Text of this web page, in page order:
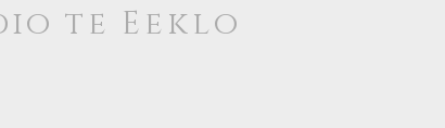
te Eeklo